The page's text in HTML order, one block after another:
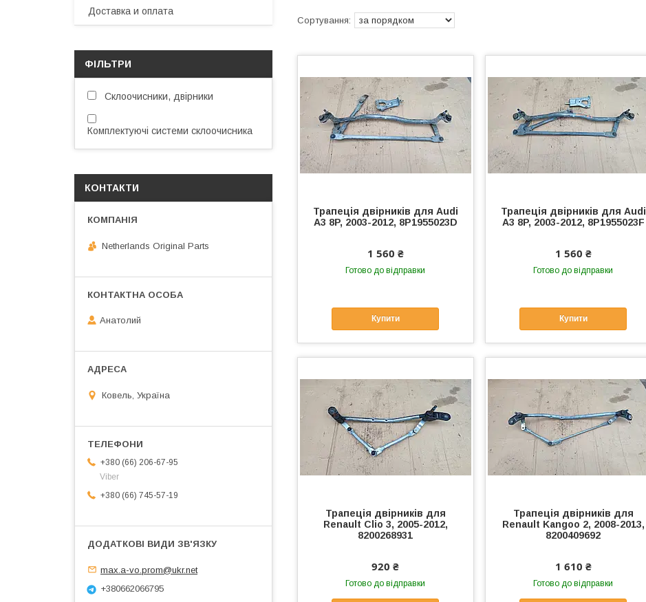
Трапеція двірників для Audi
A3 8P, 2003-2012, 8P1955023D
1 560 ₴
Готово до відправки
Купити
Трапеція двірників для Audi
A3 8P, 2003-2012, 8P1955023F
1 560 ₴
Готово до відправки
Купити
Трапеція двірників для
Renault Clio 3, 2005-2012,
8200268931
920 ₴
Готово до відправки
Трапеція двірників для
Renault Kangoo 2, 2008-2013,
8200409692
1 610 ₴
Готово до відправки
Доставка и оплата
ФІЛЬТРИ
Склоочисники, двірники
Комплектуючі системи склоочисника
КОНТАКТИ
Netherlands Original Parts
Анатолий
Ковель, Україна
+380 (66) 206-67-95
Viber
+380 (66) 745-57-19
max.a-vo.prom@ukr.net
+380662066795